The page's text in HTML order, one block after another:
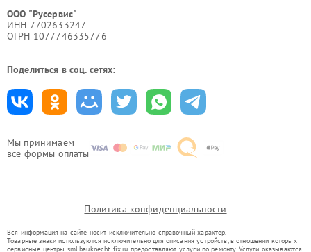
Мы принимаем
все формы оплаты
ООО "Русервис"
ИНН 7702633247
ОГРН 1077746335776
Поделиться в соц. сетях:
Политика конфиденциальности
Вся информация на сайте носит исключительно справочный характер.
Товарные знаки используются исключительно для описания устройств, в отношении которых
сервисные центры sml.bauknecht-fix.ru предоставляют услуги по ремонту. Услуги оказываются